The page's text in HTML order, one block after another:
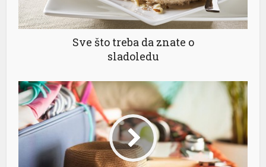
Sve što treba da znate o
sladoledu